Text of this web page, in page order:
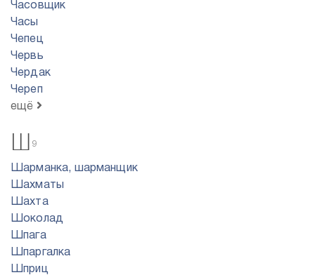
Часовщик
Часы
Чепец
Червь
Чердак
Череп
ещё
Ш 9
Шарманка, шарманщик
Шахматы
Шахта
Шоколад
Шпага
Шпаргалка
Шприц